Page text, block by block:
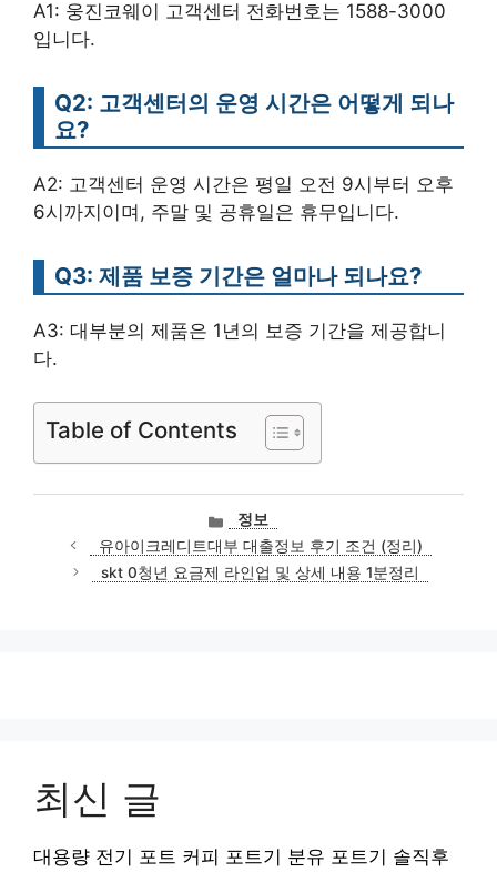
A1: 웅진코웨이 고객센터 전화번호는 1588-3000
입니다.
Q2: 고객센터의 운영 시간은 어떻게 되나
요?
A2: 고객센터 운영 시간은 평일 오전 9시부터 오후
6시까지이며, 주말 및 공휴일은 휴무입니다.
Q3: 제품 보증 기간은 얼마나 되나요?
A3: 대부분의 제품은 1년의 보증 기간을 제공합니
다.
Table of Contents
카
테
고
리
정보
유아이크레디트대부 대출정보 후기 조건 (정리)
skt 0청년 요금제 라인업 및 상세 내용 1분정리
최신 글
대용량 전기 포트 커피 포트기 분유 포트기 솔직후